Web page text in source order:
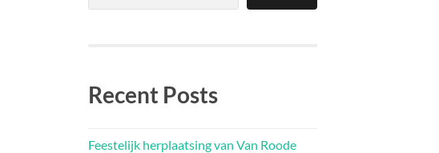
Recent Posts
Feestelijk herplaatsing van Van Roode